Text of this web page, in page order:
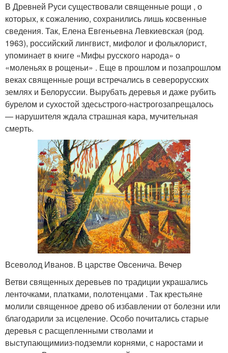
В Древней Руси существовали священные рощи , о
которых, к сожалению, сохранились лишь косвенные
сведения. Так, Елена Евгеньевна Левкиевская (род.
1963), российский лингвист, мифолог и фольклорист,
упоминает в книге «Мифы русского народа» о
«моленьях в рощеньи» . Еще в прошлом и позапрошлом
веках священные рощи встречались в северорусских
землях и Белоруссии. Вырубать деревья и даже рубить
бурелом и сухостой здесьстрого-настрогозапрещалось
— нарушителя ждала страшная кара, мучительная
смерть.
Всеволод Иванов. В царстве Овсенича. Вечер
Ветви священных деревьев по традиции украшались
ленточками, платками, полотенцами . Так крестьяне
молили священное древо об избавлении от болезни или
благодарили за исцеление. Особо почитались старые
деревья с расщепленными стволами и
выступающимииз-подземли корнями, с наростами и